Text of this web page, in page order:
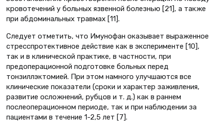
кровотечений у больных язвенной болезнью [21], а также
при абдоминальных травмах [11].
Следует отметить, что Имунофан оказывает выраженное
стресспротективное действие как в эксперименте [10],
так и в клинической практике, в частности, при
предоперационной подготовке больных перед
тонзиллэктомией. При этом намного улучшаются все
клинические показатели (сроки и характер заживления,
развитие осложнений, рубцов и т. д.) как в раннем
послеоперационном периоде, так и при наблюдении за
пациентами в течение 1-2,5 лет [7].